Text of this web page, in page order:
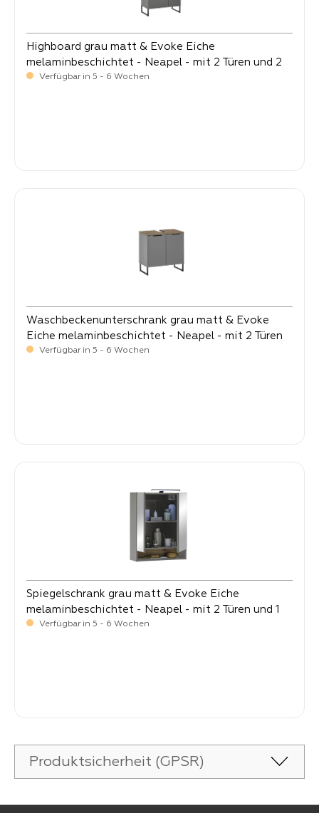
Highboard grau matt & Evoke Eiche
melaminbeschichtet - Neapel - mit 2 Türen und 2
Schubkästen
Verfügbar in 5 - 6 Wochen
Waschbeckenunterschrank grau matt & Evoke
Eiche melaminbeschichtet - Neapel - mit 2 Türen
Verfügbar in 5 - 6 Wochen
Spiegelschrank grau matt & Evoke Eiche
melaminbeschichtet - Neapel - mit 2 Türen und 1
offenen Fach
Verfügbar in 5 - 6 Wochen
Produktsicherheit (GPSR)